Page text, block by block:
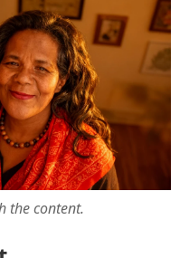
the content.